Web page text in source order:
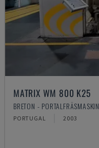
MATRIX WM 800 K25
BRETON - PORTALFRÄSMASKIN
PORTUGAL 2003